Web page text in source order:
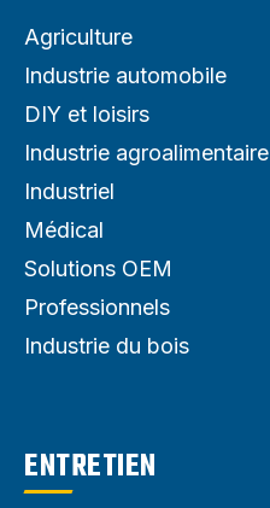
Agriculture
Industrie automobile
DIY et loisirs
Industrie agroalimentaire
Industriel
Médical
Solutions OEM
Professionnels
Industrie du bois
ENTRETIEN